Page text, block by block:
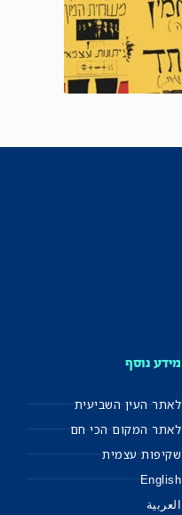
מידע נוסף
לאתר העין השביעית
לאתר המקום הכי חם
שקיפות עצמית
English
العربية